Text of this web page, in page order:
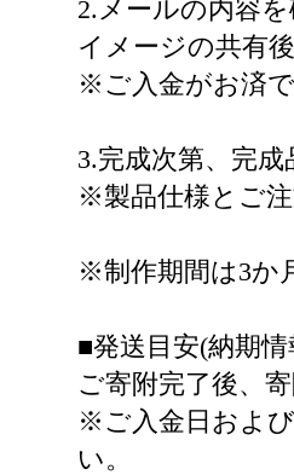
2.メールの内容
イメージの共有
※ご入金がお済
3.完成次第、完成
※製品仕様とご
※制作期間は3か
■発送目安(納期情
ご寄附完了後、
※ご入金日およ
い。